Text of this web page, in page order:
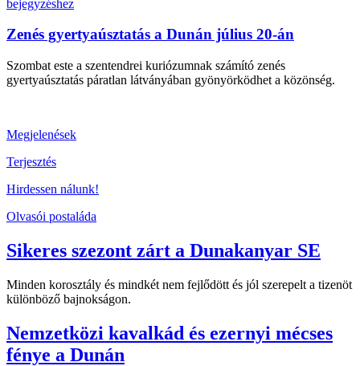
Zenés gyertyaúsztatás a Dunán július 20-án
Szombat este a szentendrei kuriózumnak számító zenés
gyertyaúsztatás páratlan látványában gyönyörködhet a közönség.
Megjelenések
Terjesztés
Hirdessen nálunk!
Olvasói postaláda
Sikeres szezont zárt a Dunakanyar SE
Minden korosztály és mindkét nem fejlődött és jól szerepelt a tizenöt
különböző bajnokságon.
Nemzetközi kavalkád és ezernyi mécses
fénye a Dunán